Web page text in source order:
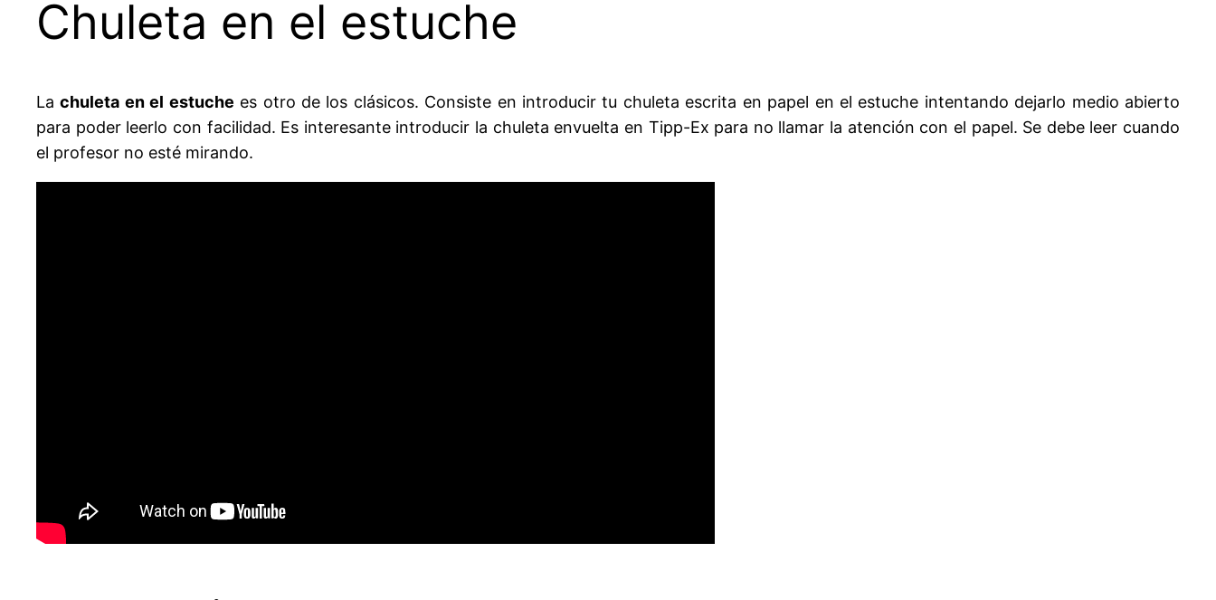
Chuleta en el estuche
Lachuleta en el estuche es otro de los clásicos. Consiste en introducir tu chuleta escrita en papel en el estuche intentando dejarlo medio abierto
para poder leerlo con facilidad. Es interesante introducir la chuleta envuelta en Tipp-Ex para no llamar la atención con el papel. Se debe leer cuando
el profesor no esté mirando.